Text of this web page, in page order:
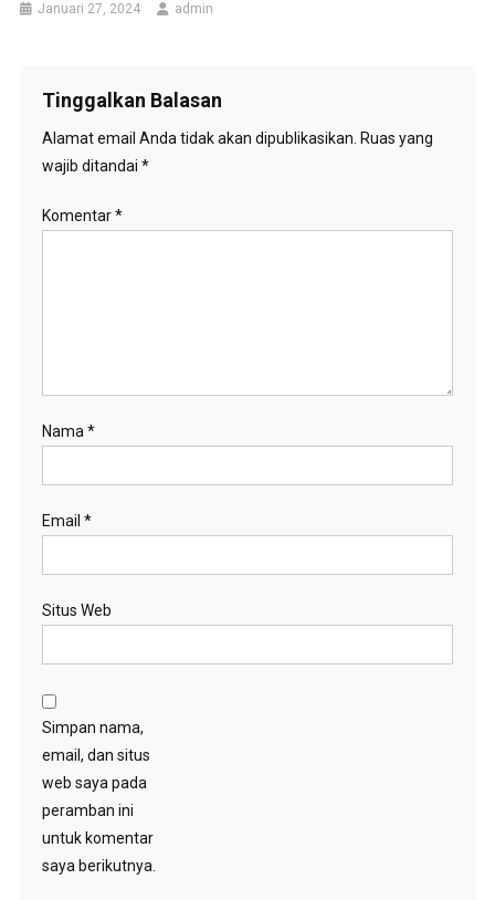
Januari 27, 2024 admin
Tinggalkan Balasan
Alamat email Anda tidak akan dipublikasikan. Ruas yang
wajib ditandai *
Komentar*
Nama *
Email *
Situs Web
Simpan nama,
email, dan situs
web saya pada
peramban ini
untuk komentar
saya berikutnya.